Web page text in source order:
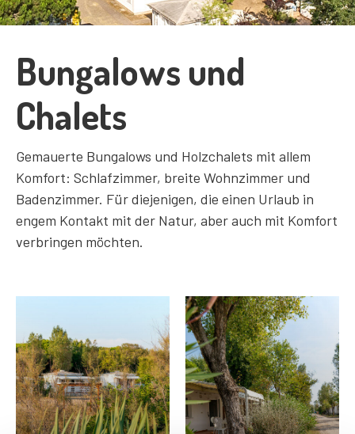
Bungalows und
Chalets
Gemauerte Bungalows und Holzchalets mit allem
Komfort: Schlafzimmer, breite Wohnzimmer und
Badenzimmer. Für diejenigen, die einen Urlaub in
engem Kontakt mit der Natur, aber auch mit Komfort
verbringen möchten.